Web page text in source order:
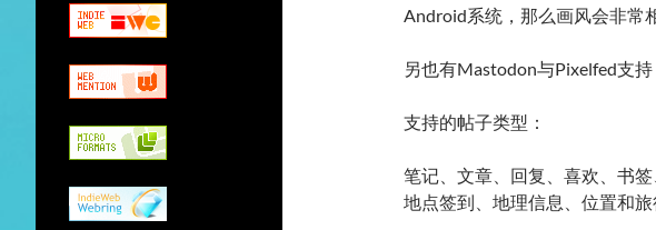
Android系统，那么画风会非常
另也有Mastodon与Pixelfed支
支持的帖子类型：
笔记、文章、回复、喜欢、书签
地点签到、地理信息、位置和旅